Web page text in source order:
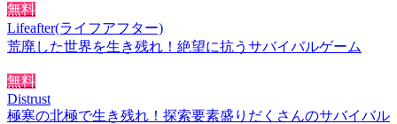
無料
Lifeafter(ライフアフター)
荒廃した世界を生き残れ！絶望に抗うサバイバルゲーム
無料
Distrust
極寒の北極で生き残れ！探索要素盛りだくさんのサバイバル